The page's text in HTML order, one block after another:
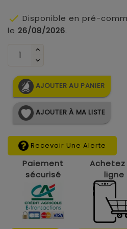
 Disponible en pré-
le 26/08/2026.
AJOUTER AU PANIER
AJOUTER À MA LISTE
Recevoir Une Alerte
Paiement
sécurisé
Achetez
ligne